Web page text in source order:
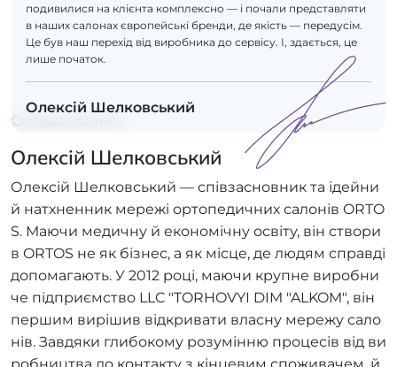
подивилися на клієнта комплексно — і почали представляти
в наших салонах європейські бренди, де якість — передусім.
Це був наш перехід від виробника до сервісу. І, здається, це
лише початок.
Олексій Шелковський
Співзасновник
Олексій Шелковський
Олексій Шелковський — співзасновник та ідейни
й натхненник мережі ортопедичних салонів ORTO
S. Маючи медичну й економічну освіту, він створи
в ORTOS не як бізнес, а як місце, де людям справді
допомагають. У 2012 році, маючи крупне виробни
че підприємство LLC "TORHOVYI DIM "ALKOM", він
першим вирішив відкривати власну мережу сало
нів. Завдяки глибокому розумінню процесів від ви